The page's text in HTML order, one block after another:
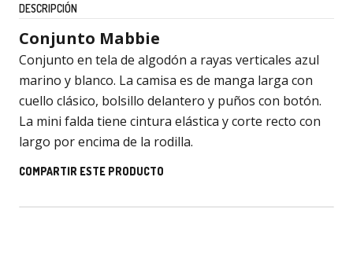
DESCRIPCIÓN
Conjunto Mabbie
Conjunto en tela de algodón a rayas verticales azul
marino y blanco. La camisa es de manga larga con
cuello clásico, bolsillo delantero y puños con botón.
La mini falda tiene cintura elástica y corte recto con
largo por encima de la rodilla.
COMPARTIR ESTE PRODUCTO